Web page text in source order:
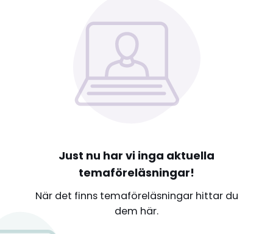
Just nu har vi inga aktuella
temaföreläsningar!
När det finns temaföreläsningar hittar du
dem här.